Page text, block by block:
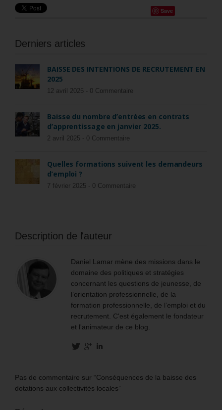
Save
Derniers articles
BAISSE DES INTENTIONS DE RECRUTEMENT EN
2025
12 avril 2025 - 0 Commentaire
Baisse du nombre d’entrées en contrats
d’apprentissage en janvier 2025.
2 avril 2025 - 0 Commentaire
Quelles formations suivent les demandeurs
d’emploi ?
7 février 2025 - 0 Commentaire
Description de l'auteur
Daniel Lamar mène des missions dans le
domaine des politiques et stratégies
concernant les questions de jeunesse, de
l’orientation professionnelle, de la
formation professionnelle, de l’emploi et du
recrutement. C'est également le fondateur
et l'animateur de ce blog.
Pas de commentaire sur “Conséquences de la baisse des
dotations aux collectivités locales”